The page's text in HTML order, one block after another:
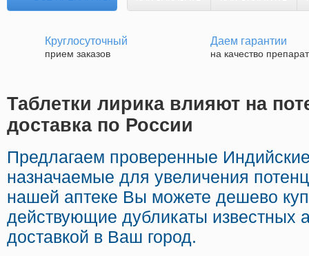
Круглосуточный
прием заказов
Даем гарантии
на качество
Таблетки лирика влияют на
доставка по России
Предлагаем проверенные
назначаемые для увеличения
нашей аптеке Вы можете дешево
действующие дубликаты известных
доставкой в Ваш город.